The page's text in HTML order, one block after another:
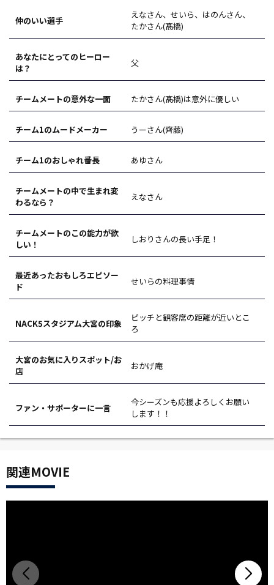
仲のいい選手
えなさん、せいら、はのんさん、
たかさん(髙橋)
あなたにとってのヒーロー
は？
父
チームメートの意外な一面 たかさん(髙橋)は意外に優しい
チーム1のムードメーカー うーさん(齊藤)
チーム1のおしゃれ番長 あゆさん
チームメートの中で生まれ変
わるなら？
えなさん
チームメートのこの能力が欲
しい！
しおりさんの長い手足！
最近あったおもしろエピソー
ド
せいらの料理事情
NACK5スタジアム大宮の印象
ピッチと観客席の距離が近いとこ
ろ
大宮のお気に入りスポット/お
店
おかげ庵
ファン・サポーターに一言
今シーズンも応援よろしくお願い
します！！
関連MOVIE